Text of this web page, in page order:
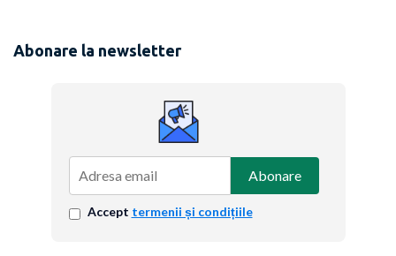
Abonare la newsletter
Abonare
Accept termenii și condițiile